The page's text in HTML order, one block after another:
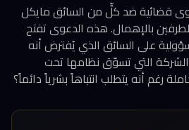
قضائية ضد كلٍّ من السائق مايكل
بالإهمال. هذه الدعوى تفتح
على السائق الذي يُفترض أنه
الشركة التي تسوّق نظامها تحت
رغم أنه يتطلب انتباهاً بشرياً دائماً؟